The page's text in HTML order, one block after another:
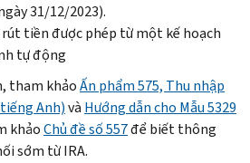
31/12/2023).
tiền được phép từ một kế hoạch
tự động
tham khảoẤn phẩm 575, Thu nhập
Anh)và Hướng dẫn cho Mẫu 5329
khảoChủ đề số 557để biết thông
sớm từ IRA.